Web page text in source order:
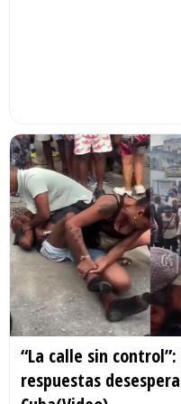
“La calle sin
respuestas